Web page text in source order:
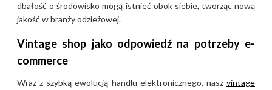
dbałość o środowisko mogą istnieć obok siebie, tworząc nową
jakość w branży odzieżowej.
Vintage shop jako odpowiedź na potrzeby e-
commerce
Wraz z szybką ewolucją handlu elektronicznego, nasz vintage